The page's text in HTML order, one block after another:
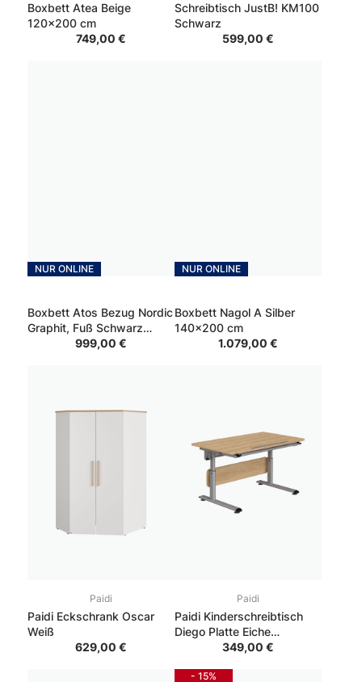
Boxbett Atea Beige
120x200 cm
749,00 €
Schreibtisch JustB! KM100
Schwarz
599,00 €
NUR ONLINE
Boxbett Atos Bezug Nordic
Graphit, Fuß Schwarz
180x200 cm999,00 €
NUR ONLINE
Boxbett Nagol A Silber
140x200 cm
1.079,00 €
Paidi
Paidi Eckschrank Oscar
Weiß
629,00 €
Paidi
Paidi Kinderschreibtisch
Diego Platte Eiche
Nebraska349,00 €
- 15%